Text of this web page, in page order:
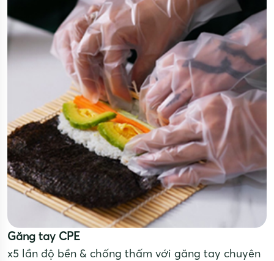
Găng tay CPE
x5 lần độ bền & chống thấm với găng tay chuyên